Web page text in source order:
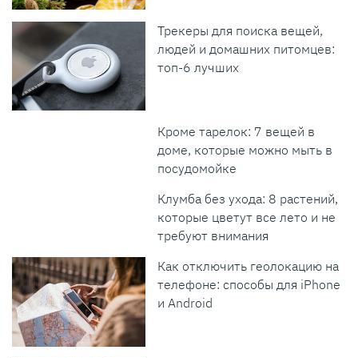
Трекеры для поиска вещей,
людей и домашних питомцев:
топ-6 лучших
Кроме тарелок: 7 вещей в
доме, которые можно мыть в
посудомойке
Клумба без ухода: 8 растений,
которые цветут все лето и не
требуют внимания
Как отключить геолокацию на
телефоне: способы для iPhone
и Android